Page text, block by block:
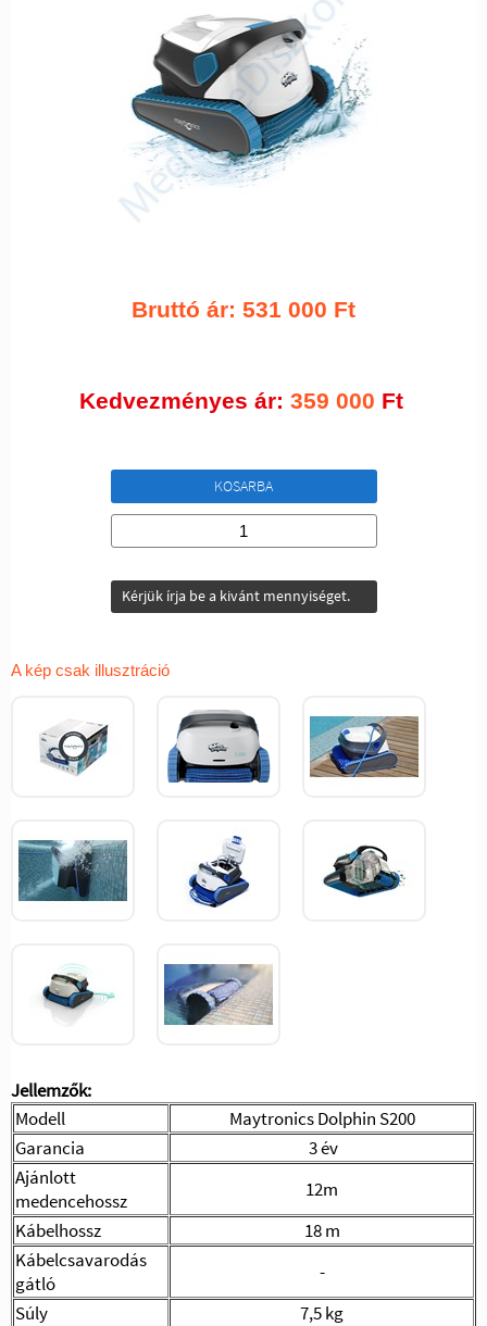
Bruttó ár: 531 000 Ft
Kedvezményes ár: 359 000 Ft
KOSARBA
Kérjük írja be a kivánt mennyiséget.
A kép csak illusztráció
Jellemzők:
Modell
Maytronics Dolphin S200
Garancia
3 év
Ajánlott
medencehossz
12m
Kábelhossz
18 m
Kábelcsavarodás
gátló
-
Súly
7,5 kg